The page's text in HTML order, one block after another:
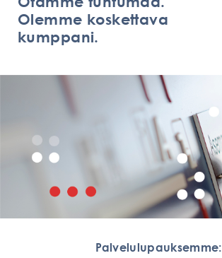
Olemme koskettava
kumppani.
Palvelulupauksemme: